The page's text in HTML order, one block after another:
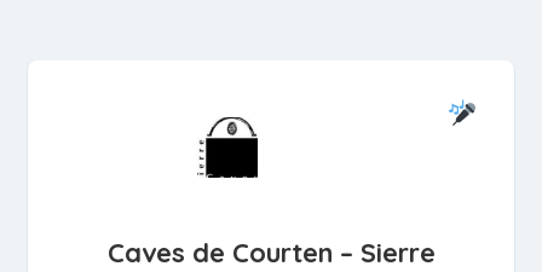
Caves de Courten – Sierre